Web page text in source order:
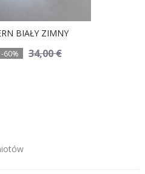
BIAŁY ZIMNY
-60% 34,00 €